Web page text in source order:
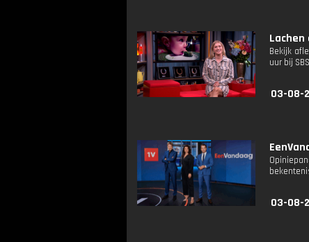
Lachen
Bekijk
uur bij
03-08-
03-08-